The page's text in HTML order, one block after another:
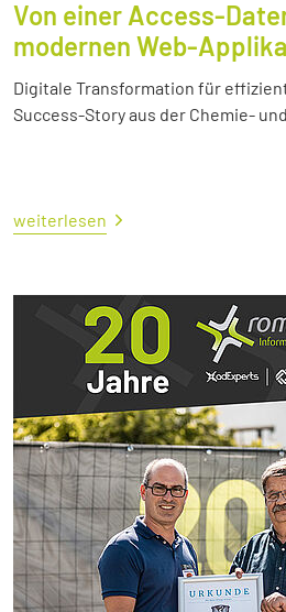
Von einer Access-
modernen Web-
Digitale Transformation für
Success-Story aus der Chemie-
weiterlesen